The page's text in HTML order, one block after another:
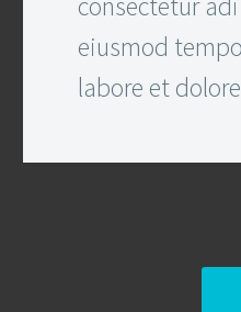
eiusmod
labore et